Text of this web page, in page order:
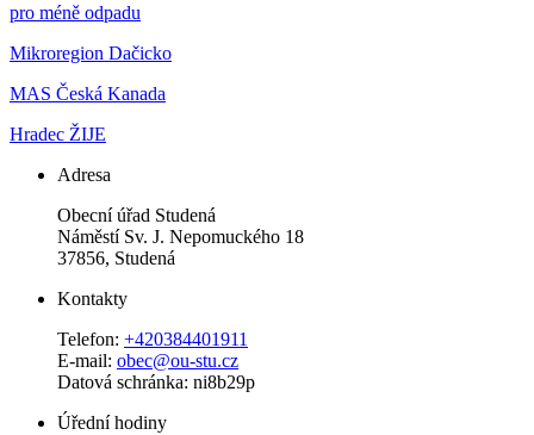
pro méně odpadu
Mikroregion Dačicko
MAS Česká Kanada
Hradec ŽIJE
Adresa
Obecní úřad Studená
Náměstí Sv. J. Nepomuckého 18
37856, Studená
Kontakty
Telefon: +420384401911
E-mail: obec@ou-stu.cz
Datová schránka: ni8b29p
Úřední hodiny